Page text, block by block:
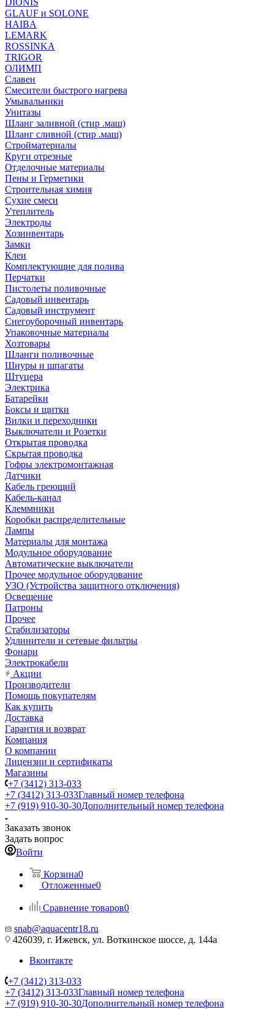
DIONIS
GLAUF и SOLONE
HAIBA
LEMARK
ROSSINKA
TRIGOR
ОЛИМП
Славен
Смесители быстрого нагрева
Умывальники
Унитазы
Шланг заливной (стир .маш)
Шланг сливной (стир .маш)
Стройматериалы
Круги отрезные
Отделочные материалы
Пены и Герметики
Строительная химия
Сухие смеси
Утеплитель
Электроды
Хозинвентарь
Замки
Клеи
Комплектующие для полива
Перчатки
Пистолеты поливочные
Садовый инвентарь
Садовый инструмент
Снегоуборочный инвентарь
Упаковочные материалы
Хозтовары
Шланги поливочные
Шнуры и шпагаты
Штуцера
Электрика
Батарейки
Боксы и щитки
Вилки и переходники
Выключатели и Розетки
Открытая проводка
Скрытая проводка
Гофры электромонтажная
Датчики
Кабель греющий
Кабель-канал
Клеммники
Коробки распределительные
Лампы
Материалы для монтажа
Модульное оборудование
Автоматические выключатели
Прочее модульное оборудование
УЗО (Устройства защитного отключения)
Освещение
Патроны
Прочее
Стабилизаторы
Удлинители и сетевые фильтры
Фонари
Электрокабели
Акции
Производители
Помощь покупателям
Как купить
Доставка
Гарантия и возврат
Компания
О компании
Лицензии и сертификаты
Магазины
+7 (3412) 313-033
+7 (3412) 313-033Главный номер телефона
+7 (919) 910-30-30Дополнительный номер телефона
Заказать звонок
Задать вопрос
Войти
Корзина0
Отложенные0
Сравнение товаров0
snab@aquacentr18.ru
426039, г. Ижевск, ул. Воткинское шоссе, д. 144а
Вконтакте
+7 (3412) 313-033
+7 (3412) 313-033Главный номер телефона
+7 (919) 910-30-30Дополнительный номер телефона